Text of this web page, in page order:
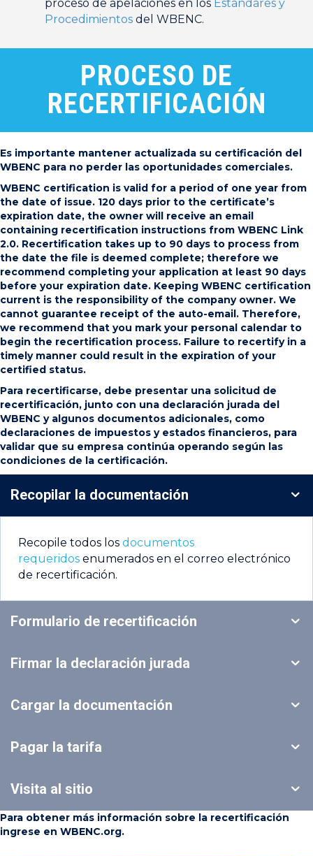
proceso de apelaciones en los Estándares y
Procedimientos del WBENC.
PROCESO DE
RECERTIFICACIÓN
Es importante mantener actualizada su certificación del
WBENC para no perder las oportunidades comerciales.
WBENC certification is valid for a period of one year from
the date of issue. 120 days prior to the certificate’s
expiration date, the owner will receive an email
containing recertification instructions from WBENC Link
2.0. Recertification takes up to 90 days to process from
the date the file is deemed complete; therefore we
recommend completing your application at least 90 days
before your expiration date. Keeping WBENC certification
current is the responsibility of the company owner. We
cannot guarantee receipt of the auto-email. Therefore,
we recommend that you mark your personal calendar to
begin the recertification process. Failure to recertify in a
timely manner could result in the expiration of your
certified status.
Para recertificarse, debe presentar una solicitud de
recertificación, junto con una declaración jurada del
WBENC y algunos documentos adicionales, como
declaraciones de impuestos y estados financieros, para
validar que su empresa continúa operando según las
condiciones de la certificación.
Recopilar la documentación
Recopile todos los documentos
requeridos enumerados en el correo electrónico
de recertificación.
Formulario de recertificación
Firmar la declaración jurada
Cargar la documentación
Pagar la tarifa
Visita al sitio
Para obtener más información sobre la recertificación
ingrese en WBENC.org.